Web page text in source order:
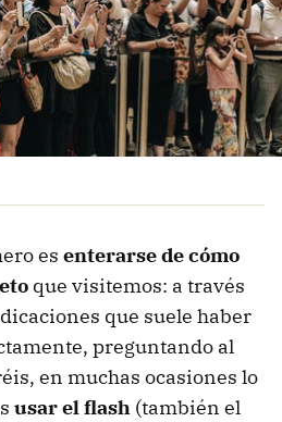
es enterarse de cómo
que visitemos: a través
que suele haber
preguntando al
en muchas ocasiones lo
usar el flash (también el